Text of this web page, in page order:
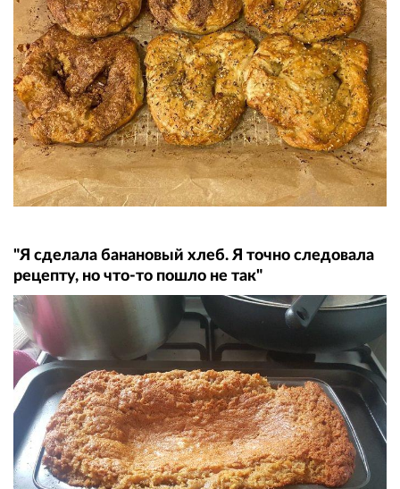
"Я сделала банановый хлеб. Я точно следовала
рецепту, но что-то пошло не так"